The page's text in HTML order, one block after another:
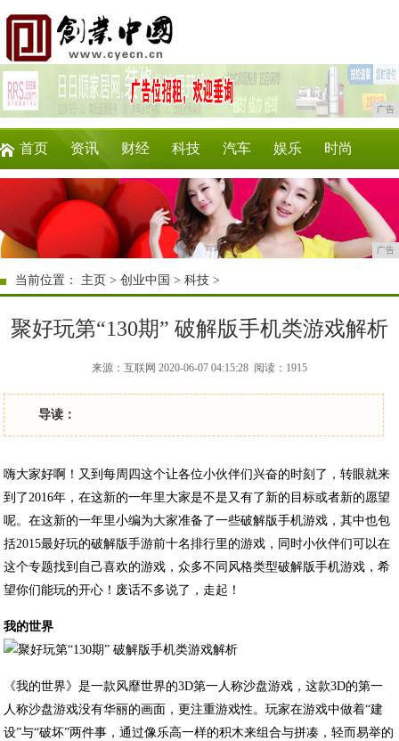
广告
首页 资讯 财经 科技 汽车 娱乐 时尚
游戏 美食 商讯 消费 购物
广告
当前位置： 主页 >创业中国 >科技 >
聚好玩第“130期” 破解版手机类游戏解析
来源：互联网 2020-06-07 04:15:28 阅读：1915
导读：
嗨大家好啊！又到每周四这个让各位小伙伴们兴奋的时刻了，转眼就来
到了2016年，在这新的一年里大家是不是又有了新的目标或者新的愿望
呢。在这新的一年里小编为大家准备了一些破解版手机游戏，其中也包
括2015最好玩的破解版手游前十名排行里的游戏，同时小伙伴们可以在
这个专题找到自己喜欢的游戏，众多不同风格类型破解版手机游戏，希
望你们能玩的开心！废话不多说了，走起！
我的世界
《我的世界》是一款风靡世界的3D第一人称沙盘游戏，这款3D的第一
人称沙盘游戏没有华丽的画面，更注重游戏性。玩家在游戏中做着“建
设”与“破坏”两件事，通过像乐高一样的积木来组合与拼凑，轻而易举的